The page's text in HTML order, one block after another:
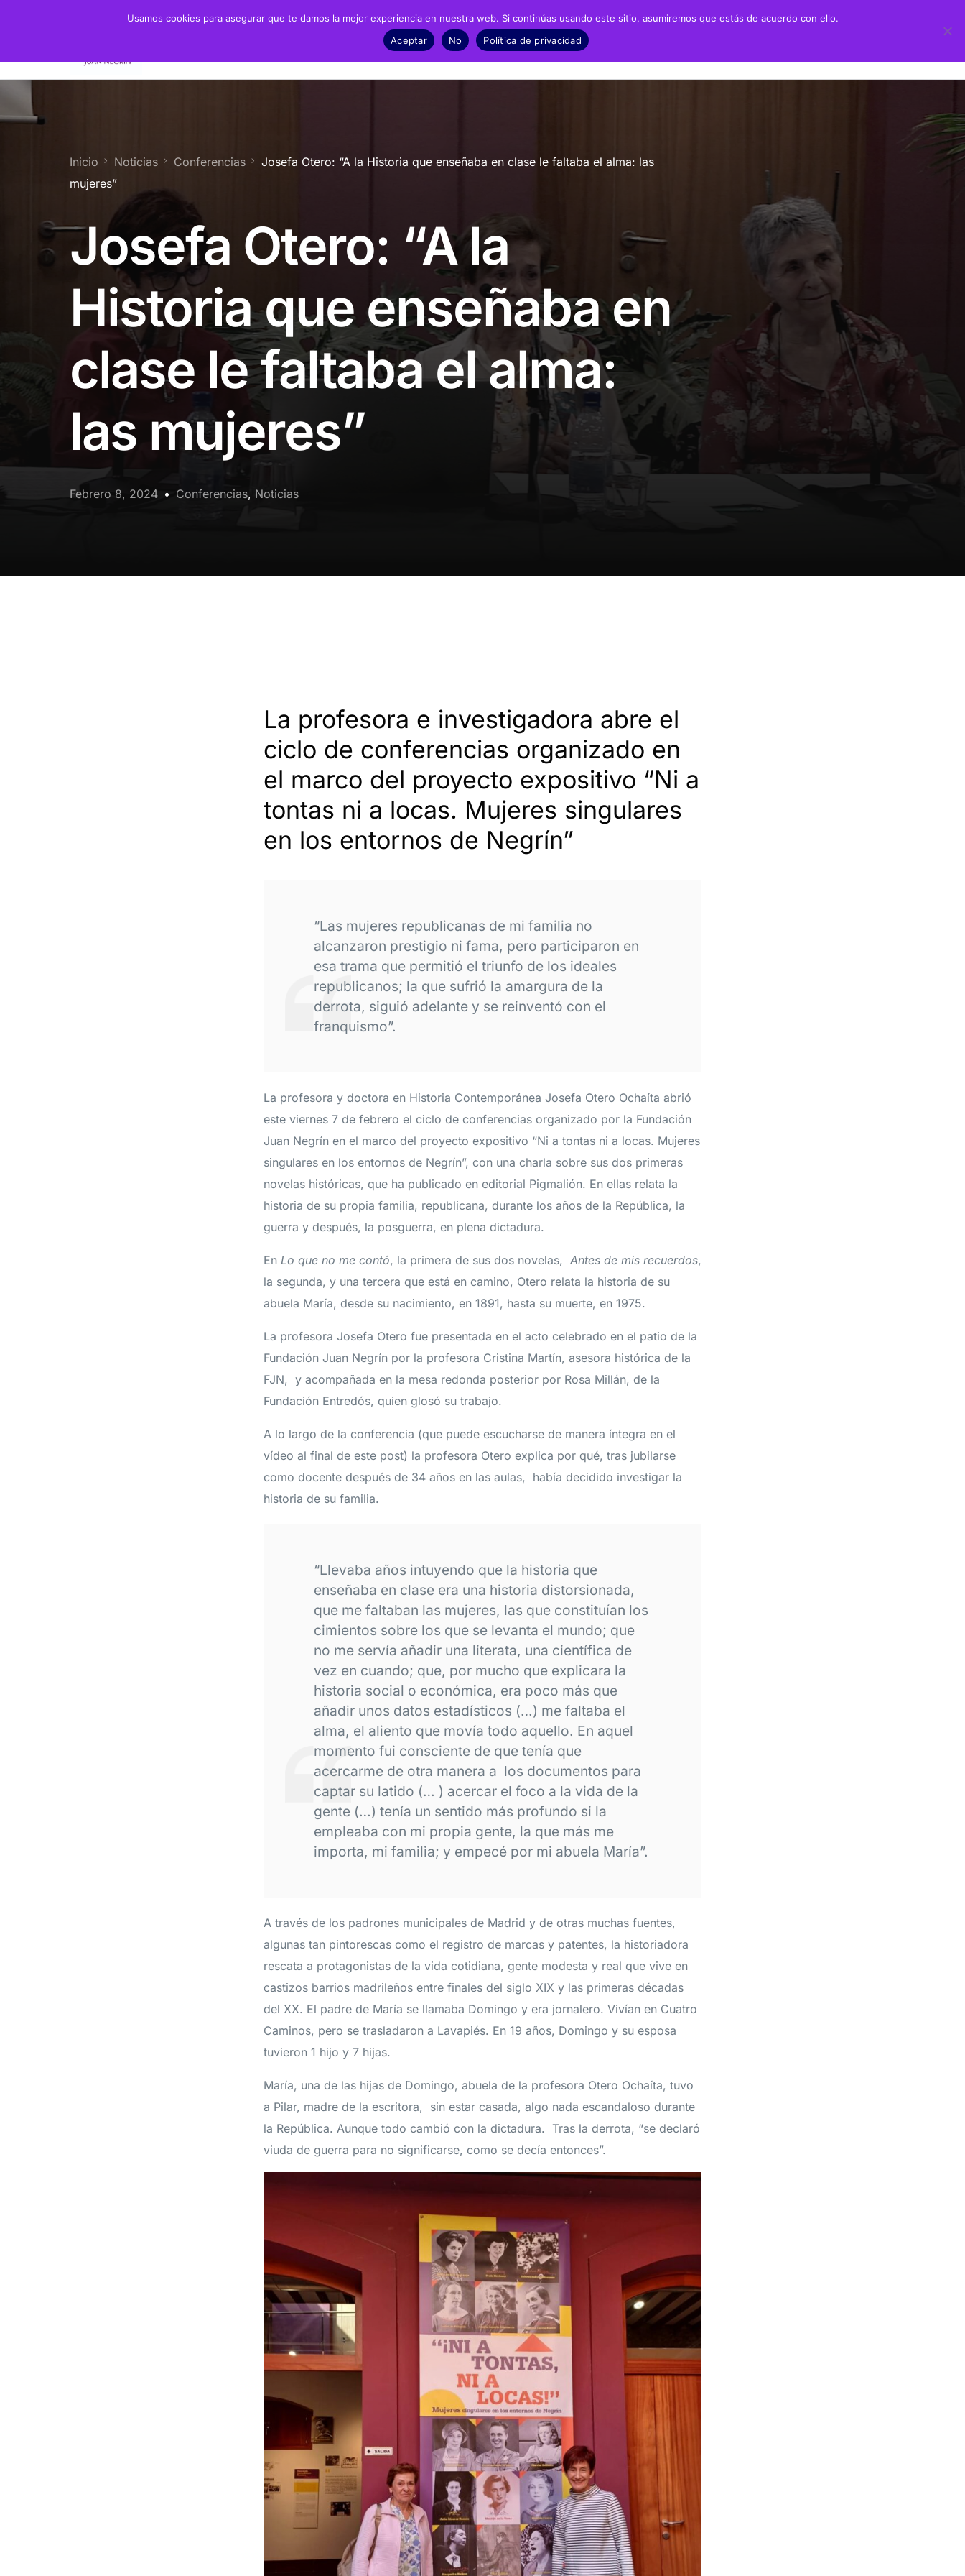
Objetivos
Servicios
Recursos
Presencia en prensa
Dossieres de prensa
Fotonoticias
Noticias
Exposición Juan Negrín UN CANARIO EN LA HISTORIA
Presentaciones alumnado prácticas ULPGC
Información sobre transparencia
Información económico-financiera
Contratos y convenios
Ayudas y subvenciones
Políticas y códigos éticos
Memorias
Certificados
Inicio Noticias Conferencias
Josefa Otero: “A la Historia que enseñaba en clase le faltaba el alma: las
mujeres”
Josefa Otero: “A la
Historia que enseñaba en
clase le faltaba el alma:
las mujeres”
Febrero 8, 2024 Conferencias, Noticias
La profesora e investigadora abre el
ciclo de conferencias organizado en
el marco del proyecto expositivo “Ni a
tontas ni a locas. Mujeres singulares
en los entornos de Negrín”
“Las mujeres republicanas de mi familia no
alcanzaron prestigio ni fama, pero participaron en
esa trama que permitió el triunfo de los ideales
republicanos; la que sufrió la amargura de la
derrota, siguió adelante y se reinventó con el
franquismo”.
La profesora y doctora en Historia Contemporánea Josefa Otero Ochaíta abrió
este viernes 7 de febrero el ciclo de conferencias organizado por la Fundación
Juan Negrín en el marco del proyecto expositivo “Ni a tontas ni a locas. Mujeres
singulares en los entornos de Negrín”, con una charla sobre sus dos primeras
novelas históricas, que ha publicado en editorial Pigmalión. En ellas relata la
historia de su propia familia, republicana, durante los años de la República, la
guerra y después, la posguerra, en plena dictadura.
En Lo que no me contó, la primera de sus dos novelas, Antes de mis recuerdos,
la segunda, y una tercera que está en camino, Otero relata la historia de su
abuela María, desde su nacimiento, en 1891, hasta su muerte, en 1975.
La profesora Josefa Otero fue presentada en el acto celebrado en el patio de la
Fundación Juan Negrín por la profesora Cristina Martín, asesora histórica de la
FJN, y acompañada en la mesa redonda posterior por Rosa Millán, de la
Fundación Entredós, quien glosó su trabajo.
A lo largo de la conferencia (que puede escucharse de manera íntegra en el
vídeo al final de este post) la profesora Otero explica por qué, tras jubilarse
como docente después de 34 años en las aulas, había decidido investigar la
historia de su familia.
“Llevaba años intuyendo que la historia que
enseñaba en clase era una historia distorsionada,
que me faltaban las mujeres, las que constituían los
cimientos sobre los que se levanta el mundo; que
no me servía añadir una literata, una científica de
vez en cuando; que, por mucho que explicara la
historia social o económica, era poco más que
añadir unos datos estadísticos (…) me faltaba el
alma, el aliento que movía todo aquello. En aquel
momento fui consciente de que tenía que
acercarme de otra manera a los documentos para
captar su latido (… ) acercar el foco a la vida de la
gente (…) tenía un sentido más profundo si la
empleaba con mi propia gente, la que más me
importa, mi familia; y empecé por mi abuela María”.
A través de los padrones municipales de Madrid y de otras muchas fuentes,
algunas tan pintorescas como el registro de marcas y patentes, la historiadora
rescata a protagonistas de la vida cotidiana, gente modesta y real que vive en
castizos barrios madrileños entre finales del siglo XIX y las primeras décadas
del XX. El padre de María se llamaba Domingo y era jornalero. Vivían en Cuatro
Caminos, pero se trasladaron a Lavapiés. En 19 años, Domingo y su esposa
tuvieron 1 hijo y 7 hijas.
María, una de las hijas de Domingo, abuela de la profesora Otero Ochaíta, tuvo
a Pilar, madre de la escritora, sin estar casada, algo nada escandaloso durante
la República. Aunque todo cambió con la dictadura. Tras la derrota, “se declaró
viuda de guerra para no significarse, como se decía entonces”.
Usamos cookies para asegurar que te damos la mejor experiencia en nuestra web. Si continúas usando este sitio, asumiremos que estás de acuerdo con ello.
Aceptar
No Política de privacidad